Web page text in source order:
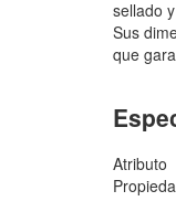
sellado
Sus
que
Atributo